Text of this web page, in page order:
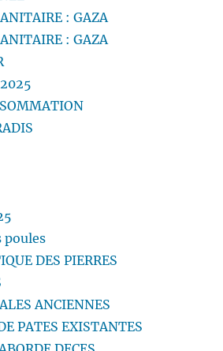
: GAZA
: GAZA
poules
DES PIERRES
ANCIENNES
PATES EXISTANTES